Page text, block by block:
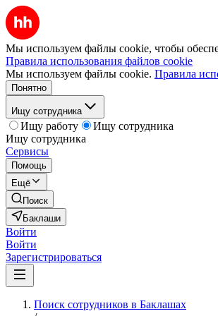
Мы используем файлы cookie, чтобы
Правила использования файлов cookie
Мы используем файлы cookie. Правила
Понятно
Ищу сотрудника
Ищу работу
Ищу сотрудника
Ищу сотрудника
Сервисы
Помощь
Ещё
Поиск
Баклаши
Войти
Войти
Зарегистрироваться
Поиск сотрудников в Баклашах